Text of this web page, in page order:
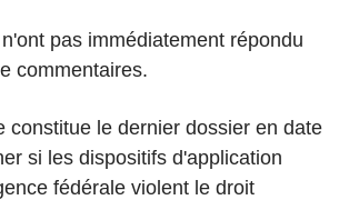
pas immédiatement répondu
commentaires.
constitue le dernier dossier en date
si les dispositifs d'application
fédérale violent le droit